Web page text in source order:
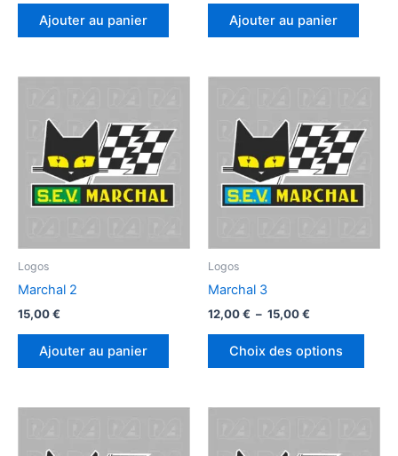
Ajouter au panier Ajouter au panier
Logos
Marchal 2
15,00€
Ajouter au panier
Logos
Marchal 3
12,00€ – 15,00€
prix :
12,00 €
Choix des options
Ce